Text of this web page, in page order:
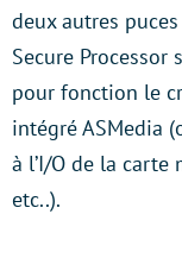
deux autres
Secure Processor
pour fonction le
intégré ASMedia
à l’I/O de la carte
etc..).